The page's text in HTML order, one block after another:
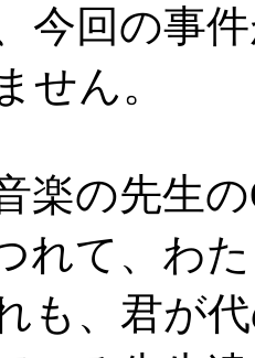
今回の事
せん。
楽の先生
れて、わ
も、君が